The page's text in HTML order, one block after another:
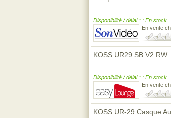
Disponibilité / délai * : En stock
En vente
KOSS UR29 SB V2 RW
Disponibilité / délai * : En stock
En vente
KOSS UR-29 Casque